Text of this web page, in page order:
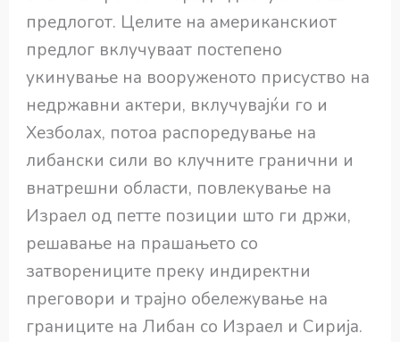
предлогот. Целите на американскиот
предлог вклучуваат постепено
укинување на вооруженото присуство на
недржавни актери, вклучувајќи го и
Хезболах, потоа распоредување на
либански сили во клучните гранични и
внатрешни области, повлекување на
Израел од петте позиции што ги држи,
решавање на прашањето со
затворениците преку индиректни
преговори и трајно обележување на
границите на Либан со Израел и Сирија.